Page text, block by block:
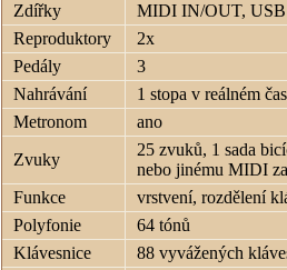
Zdířky
MIDI IN/OUT,
Reproduktory
2x
Pedály
3
Nahrávání
1 stopa v reálném
Metronom
ano
Zvuky
25 zvuků, 1 sada
nebo jinému MIDI
Funkce
vrstvení, rozdělení
Polyfonie
64 tónů
Klávesnice
88 vyvážených